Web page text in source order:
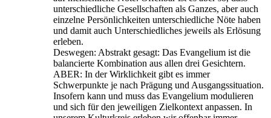
unterschiedliche Gesellschaften als Ganzes, aber auch
einzelne Persönlichkeiten unterschiedliche Nöte haben
und damit auch Unterschiedliches jeweils als Erlösung
erleben.
Deswegen: Abstrakt gesagt: Das Evangelium ist die
balancierte Kombination aus allen drei Gesichtern.
ABER: In der Wirklichkeit gibt es immer
Schwerpunkte je nach Prägung und Ausgangssituation.
Insofern kann und muss das Evangelium modulieren
und sich für den jeweiligen Zielkontext anpassen. In